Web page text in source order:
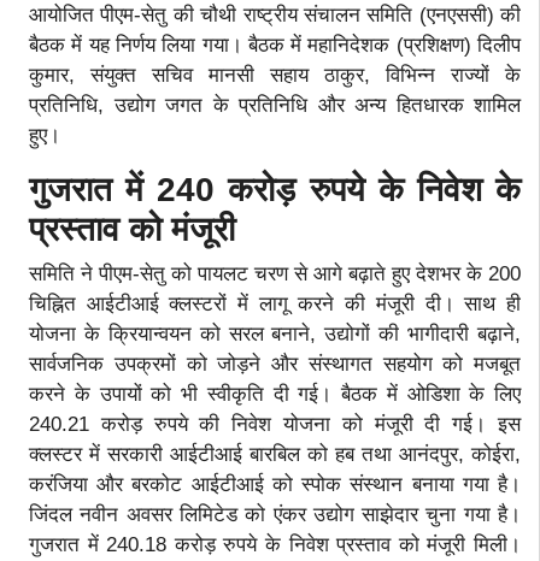
आयोजित पीएम-सेतु की चौथी राष्ट्रीय संचालन समिति (एनएससी) की
बैठक में यह निर्णय लिया गया। बैठक में महानिदेशक (प्रशिक्षण) दिलीप
कुमार, संयुक्त सचिव मानसी सहाय ठाकुर, विभिन्न राज्यों के
प्रतिनिधि, उद्योग जगत के प्रतिनिधि और अन्य हितधारक शामिल
हुए।
गुजरात में 240 करोड़ रुपये के निवेश के
प्रस्ताव को मंजूरी
समिति ने पीएम-सेतु को पायलट चरण से आगे बढ़ाते हुए देशभर के 200
चिह्नित आईटीआई क्लस्टरों में लागू करने की मंजूरी दी। साथ ही
योजना के क्रियान्वयन को सरल बनाने, उद्योगों की भागीदारी बढ़ाने,
सार्वजनिक उपक्रमों को जोड़ने और संस्थागत सहयोग को मजबूत
करने के उपायों को भी स्वीकृति दी गई। बैठक में ओडिशा के लिए
240.21 करोड़ रुपये की निवेश योजना को मंजूरी दी गई। इस
क्लस्टर में सरकारी आईटीआई बारबिल को हब तथा आनंदपुर, कोईरा,
करंजिया और बरकोट आईटीआई को स्पोक संस्थान बनाया गया है।
जिंदल नवीन अवसर लिमिटेड को एंकर उद्योग साझेदार चुना गया है।
गुजरात में 240.18 करोड़ रुपये के निवेश प्रस्ताव को मंजूरी मिली।